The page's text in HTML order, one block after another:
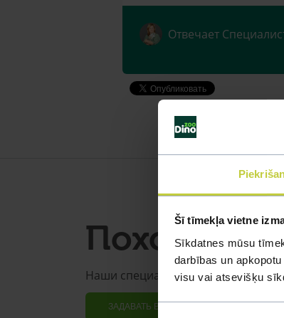
Šī tīmekļa vietne
Sīkdatnes mūsu
darbības un
visu vai atsevišķu
Piekrišanas
Отвечает
Похожие
Наши специалисты смогут
ЗАДАВАТЬ ВОПРОС